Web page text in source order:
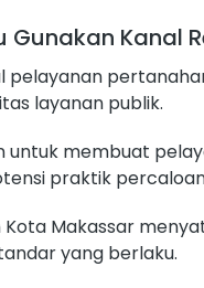
Kanal
pelayanan
layanan publik.
untuk membuat
praktik
Kota Makassar
yang berlaku.